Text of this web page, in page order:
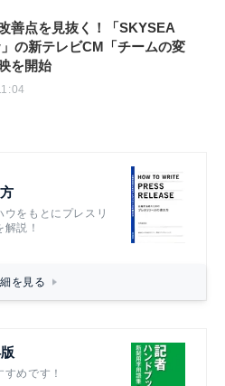
善点を見抜く！「SKYSEA
の新テレビCM「チームの変
を開始
をもとにプレスリ
説！
を見る
めです！